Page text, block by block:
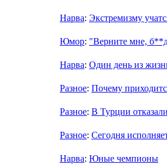
Нарва: Экстремизму
Юмор: "Верните мне,
Нарва: Oдин день из
Разное: Почему
Разное: В Турции
Разное: Сегодня
Нарва: Юные чемпионы